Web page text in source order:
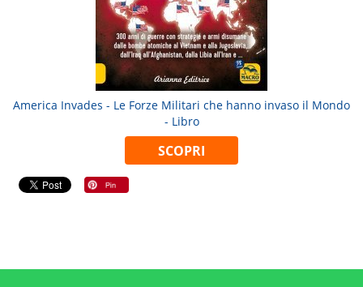
America Invades - Le Forze Militari che hanno invaso il Mondo
- Libro
SCOPRI